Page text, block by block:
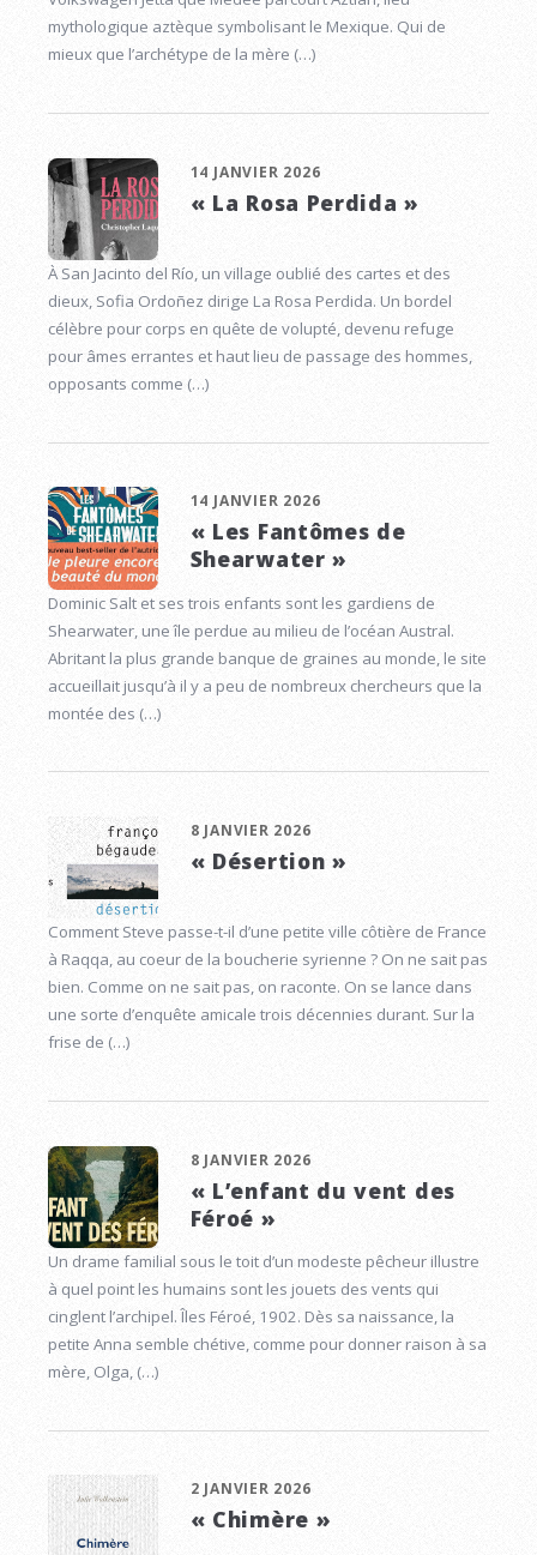
mythologique aztèque symbolisant le Mexique. Qui de
mieux que l’archétype de la mère (…)
14 JANVIER 2026
« La Rosa Perdida »
À San Jacinto del Río, un village oublié des cartes et des
dieux, Sofia Ordoñez dirige La Rosa Perdida. Un bordel
célèbre pour corps en quête de volupté, devenu refuge
pour âmes errantes et haut lieu de passage des hommes,
opposants comme (…)
14 JANVIER 2026
« Les Fantômes de
Shearwater »
Dominic Salt et ses trois enfants sont les gardiens de
Shearwater, une île perdue au milieu de l’océan Austral.
Abritant la plus grande banque de graines au monde, le site
accueillait jusqu’à il y a peu de nombreux chercheurs que la
montée des (…)
8 JANVIER 2026
« Désertion »
Comment Steve passe-t-il d’une petite ville côtière de France
à Raqqa, au coeur de la boucherie syrienne ? On ne sait pas
bien. Comme on ne sait pas, on raconte. On se lance dans
une sorte d’enquête amicale trois décennies durant. Sur la
frise de (…)
8 JANVIER 2026
« L’enfant du vent des
Féroé »
Un drame familial sous le toit d’un modeste pêcheur illustre
à quel point les humains sont les jouets des vents qui
cinglent l’archipel. Îles Féroé, 1902. Dès sa naissance, la
petite Anna semble chétive, comme pour donner raison à sa
mère, Olga, (…)
2 JANVIER 2026
« Chimère »